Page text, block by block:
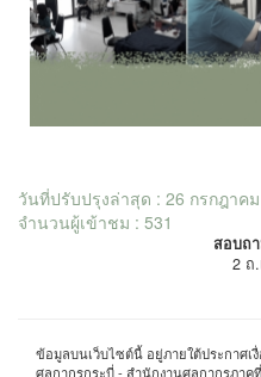
วันที่ปรับปรุงล่าสุด : 26 กรกฎาค
จำนวนผู้เข้าชม : 531
สอบถ
2 ถ
ข้อมูลบนเว็บไซต์นี้ อยู่ภายใต้ประกาศ
ศุลกากรกระบี่ - สำนักงานศุลกากรภาค